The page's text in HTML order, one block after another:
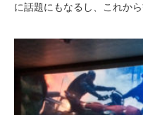
に話題にもなるし、これか